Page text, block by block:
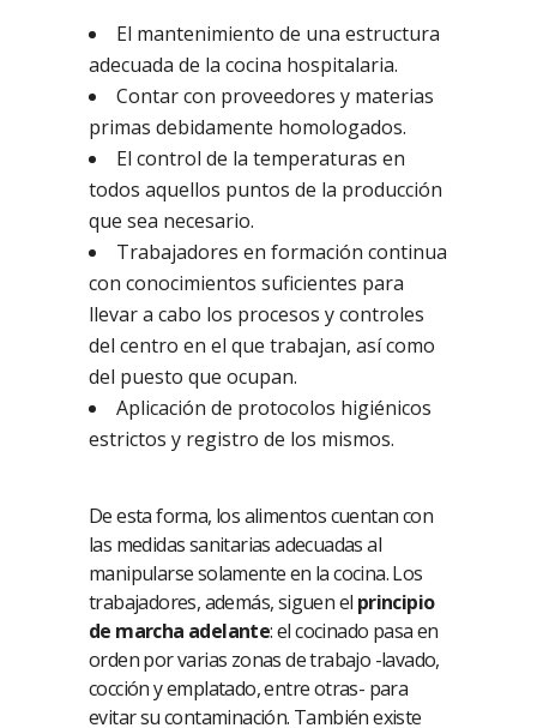
El mantenimiento de una estructura
adecuada de la cocina hospitalaria.
Contar con proveedores y materias
primas debidamente homologados.
El control de la temperaturas en
todos aquellos puntos de la producción
que sea necesario.
Trabajadores en formación continua
con conocimientos suficientes para
llevar a cabo los procesos y controles
del centro en el que trabajan, así como
del puesto que ocupan.
Aplicación de protocolos higiénicos
estrictos y registro de los mismos.
De esta forma, los alimentos cuentan con
las medidas sanitarias adecuadas al
manipularse solamente en la cocina. Los
trabajadores, además, siguen el principio
de marcha adelante: el cocinado pasa en
orden por varias zonas de trabajo -lavado,
cocción y emplatado, entre otras- para
evitar su contaminación. También existe